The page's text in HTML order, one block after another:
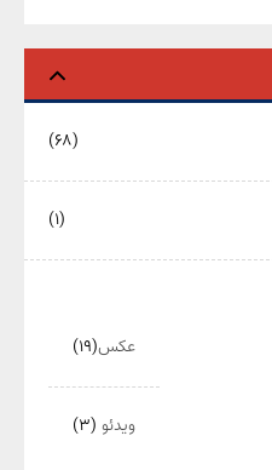
(۶۸)
(۱)
عکس(۱۹)
ویدئو (۳)